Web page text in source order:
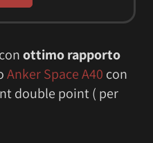
ottimo rapporto
Anker Space A40 con
double point ( per